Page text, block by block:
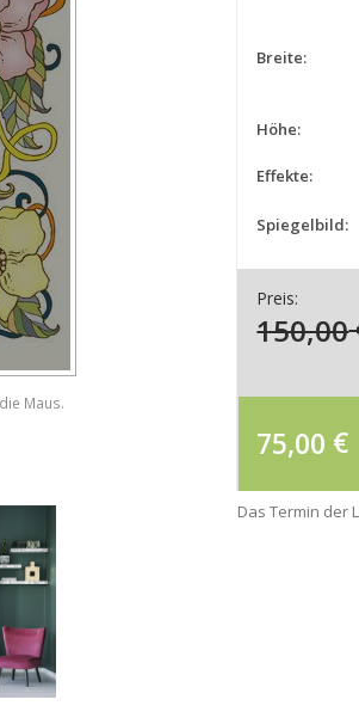
Maus.
Breite:
Höhe:
Effekte:
Spiegelbild:
Preis:
150,00
75,00 €
Das Termin der